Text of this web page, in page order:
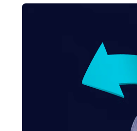
Gestão de mudanças: como